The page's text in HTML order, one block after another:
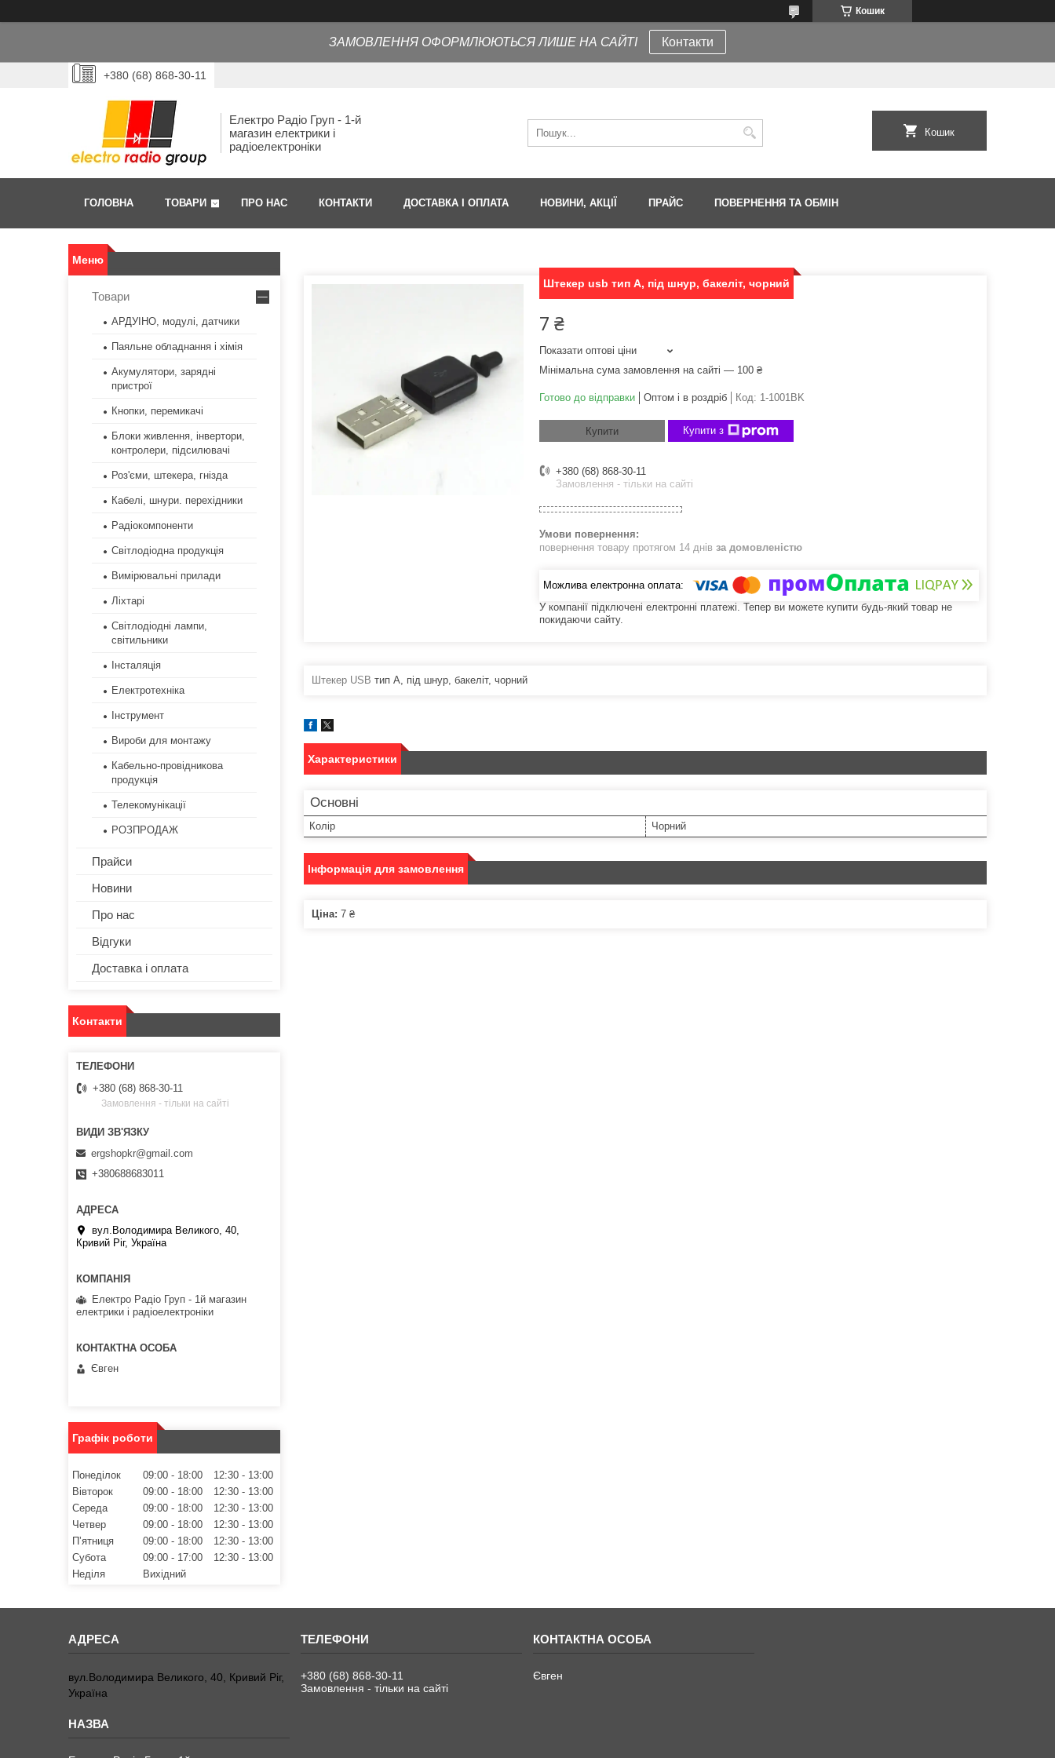
Кошик
ЗАМОВЛЕННЯ ОФОРМЛЮЮТЬСЯ ЛИШЕ НА САЙТІ Контакти
+380 (68) 868-30-11
Електро Радіо Груп - 1-й
магазин електрики і
радіоелектроніки
Кошик
ГОЛОВНА ТОВАРИ ПРО НАС КОНТАКТИ ДОСТАВКА І ОПЛАТА НОВИНИ, АКЦІЇ ПРАЙС ПОВЕРНЕННЯ ТА ОБМІН
Штекер usb тип A, під шнур, бакеліт, чорний
7 ₴
Показати оптові ціни
Мінімальна сума замовлення на сайті — 100 ₴
Готово до відправки Оптом і в роздріб Код: 1-1001BK
Купити Купити з
+380 (68) 868-30-11
Замовлення - тільки на сайті
повернення товару протягом 14 днів за домовленістю
У компанії підключені електронні платежі. Тепер ви можете купити будь-який товар не
покидаючи сайту.
Штекер USB тип A, під шнур, бакеліт, чорний
Характеристики
Основні
Колір Чорний
Інформація для замовлення
Ціна: 7 ₴
Товари
АРДУІНО, модулі, датчики
Паяльне обладнання і хімія
Акумулятори, зарядні
пристрої
Кнопки, перемикачі
Блоки живлення, інвертори,
контролери, підсилювачі
Роз'єми, штекера, гнізда
Кабелі, шнури. перехідники
Радіокомпоненти
Світлодіодна продукція
Вимірювальні прилади
Ліхтарі
Світлодіодні лампи,
світильники
Інсталяція
Електротехніка
Інструмент
Вироби для монтажу
Кабельно-провідникова
продукція
Телекомунікації
РОЗПРОДАЖ
Прайси
Новини
Про нас
Відгуки
Доставка і оплата
Контакти
+380 (68) 868-30-11
Замовлення - тільки на сайті
ergshopkr@gmail.com
+380688683011
вул.Володимира Великого, 40,
Кривий Ріг, Україна
Електро Радіо Груп - 1й магазин
електрики і радіоелектроніки
Євген
Графік роботи
Понеділок 09:00 18:00 12:30
13:00
Вівторок
09:00 18:00 12:30
13:00
Середа
09:00 18:00 12:30
13:00
Четвер
09:00 18:00 12:30
13:00
Пʼятниця
09:00 18:00 12:30
13:00
Субота
09:00 17:00 12:30
13:00
Неділя
Вихідний
вул.Володимира Великого, 40, Кривий Ріг,
Україна
+380 (68) 868-30-11
Замовлення - тільки на сайті
Євген